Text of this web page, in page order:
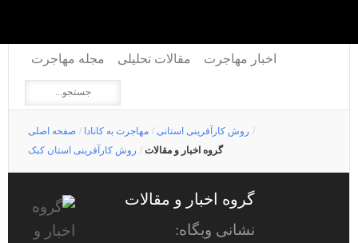
مجله مهاجرت مقالات تحلیلی اخبار مهاجرت
صفحه اصلی / مهاجرت به کانادا / روش کارآفرینی استانی /
روش کارآفرینی استان کبک / گروه اخبار و مقالات
گروه اخبار و مقالات
نشانی وبگاه: